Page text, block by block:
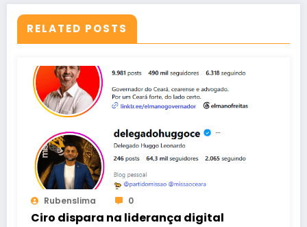
RELATED POSTS
Rubenslima 0
Ciro dispara na liderança digital